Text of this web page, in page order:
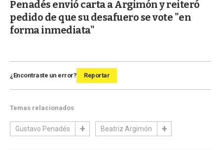
Penadés envió carta a Argimón y reiteró
pedido de que su desafuero se vote "en
forma inmediata"
¿Encontraste un error? Reportar
Temas relacionados
Gustavo Penadés Beatriz Argimón